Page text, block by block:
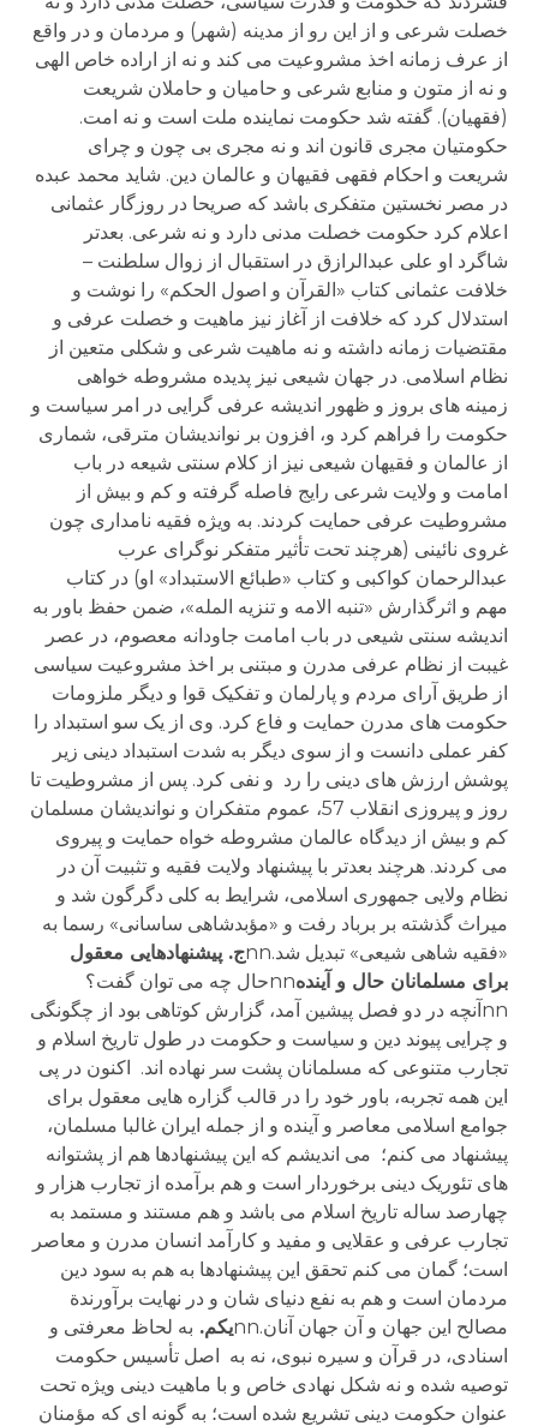
خصلت شرعی و از این رو از مدینه (شهر) و مردمان و در واقع
از عرف زمانه اخذ مشروعیت می کند و نه از اراده خاص الهی
و نه از متون و منابع شرعی و حامیان و حاملان شریعت
(فقهیان). گفته شد حکومت نماینده ملت است و نه امت.
حکومتیان مجری قانون اند و نه مجری بی چون و چرای
شریعت و احکام فقهی فقیهان و عالمان دین. شاید محمد عبده
در مصر نخستین متفکری باشد که صریحا در روزگار عثمانی
اعلام کرد حکومت خصلت مدنی دارد و نه شرعی. بعدتر
شاگرد او علی عبدالرازق در استقبال از زوال سلطنت –
خلافت عثمانی کتاب «القرآن و اصول الحکم» را نوشت و
استدلال کرد که خلافت از آغاز نیز ماهیت و خصلت عرفی و
مقتضیات زمانه داشته و نه ماهیت شرعی و شکلی متعین از
نظام اسلامی. در جهان شیعی نیز پدیده مشروطه خواهی
زمینه های بروز و ظهور اندیشه عرفی گرایی در امر سیاست و
حکومت را فراهم کرد و، افزون بر نواندیشان مترقی، شماری
از عالمان و فقیهان شیعی نیز از کلام سنتی شیعه در باب
امامت و ولایت شرعی رایج فاصله گرفته و کم و بیش از
مشروطیت عرفی حمایت کردند. به ویژه فقیه نامداری چون
غروی نائینی (هرچند تحت تأثیر متفکر نوگرای عرب
عبدالرحمان کواکبی و کتاب «طبائع الاستبداد» او) در کتاب
مهم و اثرگذارش «تنبه الامه و تنزیه المله»، ضمن حفظ باور به
اندیشه سنتی شیعی در باب امامت جاودانه معصوم، در عصر
غیبت از نظام عرفی مدرن و مبتنی بر اخذ مشروعیت سیاسی
از طریق آرای مردم و پارلمان و تفکیک قوا و دیگر ملزومات
حکومت های مدرن حمایت و فاع کرد. وی از یک سو استبداد را
کفر عملی دانست و از سوی دیگر به شدت استبداد دینی زیر
پوشش ارزش های دینی را رد و نفی کرد. پس از مشروطیت تا
روز و پیروزی انقلاب 57، عموم متفکران و نواندیشان مسلمان
کم و بیش از دیدگاه عالمان مشروطه خواه حمایت و پیروی
می کردند. هرچند بعدتر با پیشنهاد ولایت فقیه و تثبیت آن در
نظام ولایی جمهوری اسلامی، شرایط به کلی دگرگون شد و
میراث گذشته بر برباد رفت و «مؤبدشاهی ساسانی» رسما به
«فقیه شاهی شیعی» تبدیل شد.nn
ج. پیشنهادهایی معقول
برای مسلمانان حال و آینده
nnحال چه می توان گفت؟
nnآنچه در دو فصل پیشین آمد، گزارش کوتاهی بود از چگونگی
و چرایی پیوند دین و سیاست و حکومت در طول تاریخ اسلام و
تجارب متنوعی که مسلمانان پشت سر نهاده اند. اکنون در پی
این همه تجربه، باور خود را در قالب گزاره هایی معقول برای
جوامع اسلامی معاصر و آینده و از جمله ایران غالبا مسلمان،
پیشنهاد می کنم؛ می اندیشم که این پیشنهادها هم از پشتوانه
های تئوریک دینی برخوردار است و هم برآمده از تجارب هزار و
چهارصد ساله تاریخ اسلام می باشد و هم مستند و مستمد به
تجارب عرفی و عقلایی و مفید و کارآمد انسان مدرن و معاصر
است؛ گمان می کنم تحقق این پیشنهادها به هم به سود دین
مردمان است و هم به نفع دنیای شان و در نهایت برآورندة
مصالح این جهان و آن جهان آنان.nn
یکم. به لحاظ معرفتی و
اسنادی، در قرآن و سیره نبوی، نه به اصل تأسیس حکومت
توصیه شده و نه شکل نهادی خاص و با ماهیت دینی ویژه تحت
عنوان حکومت دینی تشریع شده است؛ به گونه ای که مؤمنان